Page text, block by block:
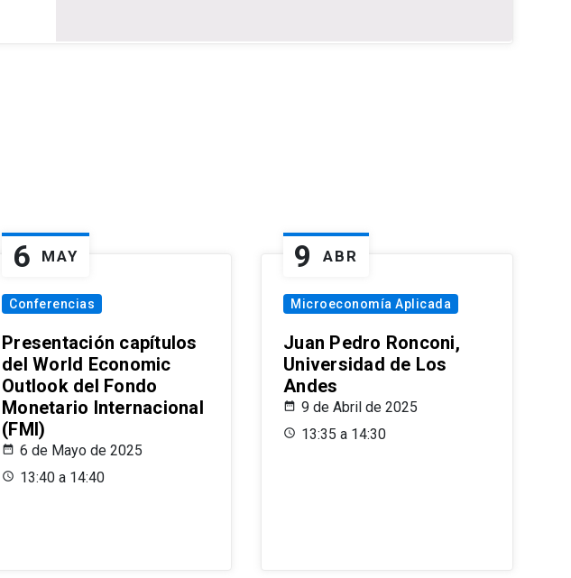
6 MAY
Conferencias
Presentación capítulos
del World Economic
Outlook del Fondo
Monetario Internacional
(FMI)
6 de Mayo de 2025
13:40 a 14:40
9 ABR
Microeconomía Aplicada
Juan Pedro Ronconi,
Universidad de Los
Andes
9 de Abril de 2025
13:35 a 14:30